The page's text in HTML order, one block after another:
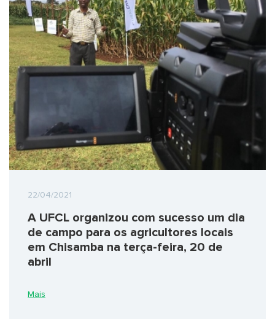
22/04/2021
A UFCL organizou com sucesso um dia
de campo para os agricultores locais
em Chisamba na terça-feira, 20 de
abril
Mais